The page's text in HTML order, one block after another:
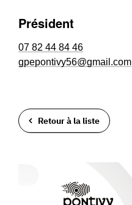
Président
07 82 44 84 46
gpepontivy56@gmail.com
Retour à la liste